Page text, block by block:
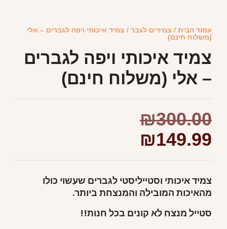
עמוד הבית / צמידים לגבר / צמיד איכותי ויפה לגברים – אלי
(משלוח חינם)
צמיד איכותי ויפה לגברים
– אלי (משלוח חינם)
₪300.00
₪149.99
צמיד איכותי וסטייליסטי לגברים שעשוי כולו
מהאיכות המובילה והמנצחת ביותר.
סטייל מנצח לא קונים בכל חנות!!